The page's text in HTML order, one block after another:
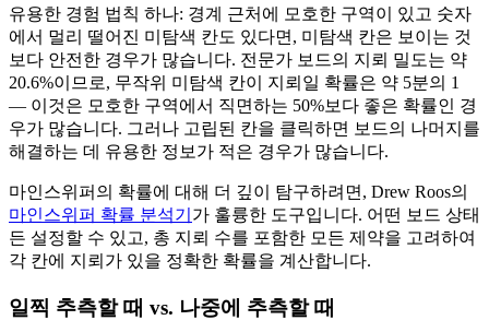
유용한 경험 법칙 하나: 경계 근처에 모호한 구역이 있고 숫자
에서 멀리 떨어진 미탐색 칸도 있다면, 미탐색 칸은 보이는 것
보다 안전한 경우가 많습니다. 전문가 보드의 지뢰 밀도는 약
20.6%이므로, 무작위 미탐색 칸이 지뢰일 확률은 약 5분의 1
— 이것은 모호한 구역에서 직면하는 50%보다 좋은 확률인 경
우가 많습니다. 그러나 고립된 칸을 클릭하면 보드의 나머지를
해결하는 데 유용한 정보가 적은 경우가 많습니다.
마인스위퍼의 확률에 대해 더 깊이 탐구하려면, Drew Roos의
마인스위퍼 확률 분석기 가 훌륭한 도구입니다. 어떤 보드 상태
든 설정할 수 있고, 총 지뢰 수를 포함한 모든 제약을 고려하여
각 칸에 지뢰가 있을 정확한 확률을 계산합니다.
일찍 추측할 때 vs. 나중에 추측할 때